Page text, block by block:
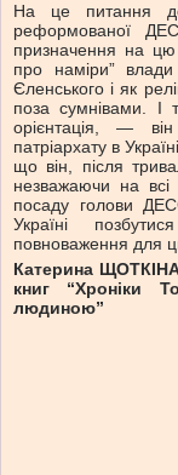
На це питання
реформованої
призначення на цю
про наміри”
Єленського і як
поза сумнівами. І
орієнтація, — він
патріархату в
що він, після
незважаючи на всі
посаду голови
Україні
повноваження для
Катерина
книг “Хроніки
людиною”